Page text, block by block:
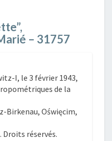
– 31757
I, le 3 février 1943,
de la
Birkenau, Oświęcim,
réservés.